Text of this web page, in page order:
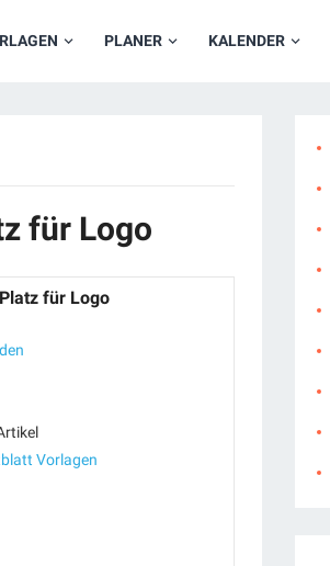
PLANER KALENDER
für Logo
für Logo
Vorlagen